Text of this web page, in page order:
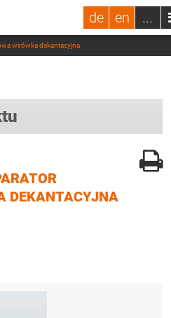
de en ...
wirówka dekantacyjna
DEKANTACYJNA